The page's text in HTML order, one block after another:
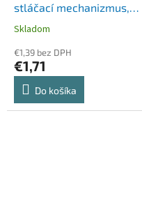
stláčací mechanizmus,
ZEBRA "Sarasa", modrá
Skladom
€1,39 bez DPH
€1,71
Do košíka